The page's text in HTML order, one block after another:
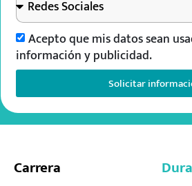
Acepto que mis datos sean
información y publicidad.
Solicitar
Carrera